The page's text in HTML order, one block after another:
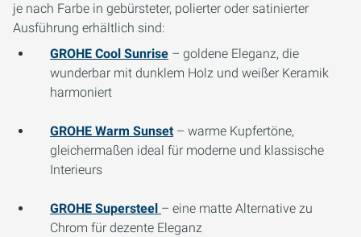
je nach Farbe in gebürsteter, polierter oder satinierter
Ausführung erhältlich sind:
GROHE Cool Sunrise – goldene Eleganz, die
wunderbar mit dunklem Holz und weißer Keramik
harmoniert
GROHE Warm Sunset– warme Kupfertöne,
gleichermaßen ideal für moderne und klassische
Interieurs
GROHE Supersteel – eine matte Alternative zu
Chrom für dezente Eleganz